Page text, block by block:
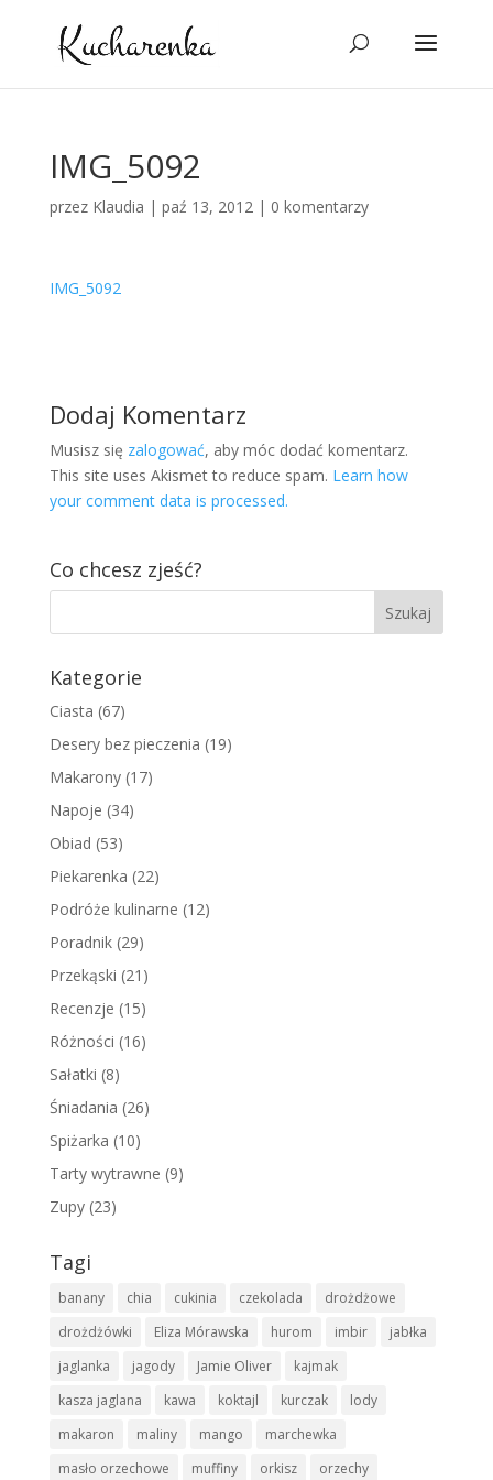
IMG_5092
przez Klaudia | paź 13, 2012| 0 komentarzy
IMG_5092
Dodaj Komentarz
Musisz się zalogować, aby móc dodać komentarz.
This site uses Akismet to reduce spam. Learn how
your comment data is processed.
Co chcesz zjeść?
Kategorie
Ciasta (67)
Desery bez pieczenia (19)
Makarony(17)
Napoje (34)
Obiad (53)
Piekarenka (22)
Podróże kulinarne (12)
Poradnik(29)
Przekąski (21)
Recenzje (15)
Różności (16)
Sałatki (8)
Śniadania (26)
Spiżarka (10)
Tarty wytrawne (9)
Zupy(23)
Tagi
banany chia cukinia czekolada
drożdżowe
drożdżówki
Eliza Mórawska hurom imbir
jabłka
jaglanka
jagody Jamie Oliver
kajmak
kasza jaglana
kawa koktajl kurczak
lody
makaron
maliny mango
marchewka
masło orzechowe
muffiny orkisz orzechy